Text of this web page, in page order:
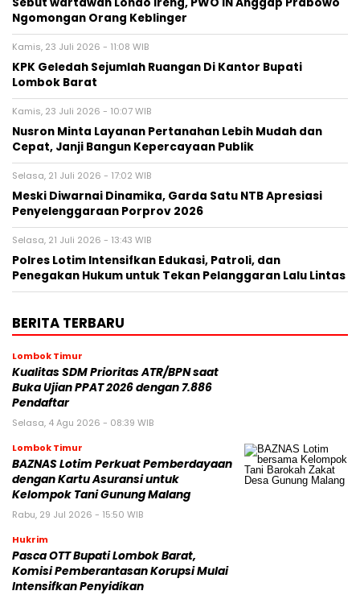
Ngomongan Orang Keblinger
Kamis, 23 Juli 2026 - 11:08 WIB
KPK Geledah Sejumlah Ruangan Di Kantor Bupati
Lombok Barat
Kamis, 23 Juli 2026 - 10:07 WIB
Nusron Minta Layanan Pertanahan Lebih Mudah dan
Cepat, Janji Bangun Kepercayaan Publik
Selasa, 21 Juli 2026 - 17:02 WIB
Meski Diwarnai Dinamika, Garda Satu NTB Apresiasi
Penyelenggaraan Porprov 2026 ‎
Selasa, 21 Juli 2026 - 13:43 WIB
Polres Lotim Intensifkan Edukasi, Patroli, dan
Penegakan Hukum untuk Tekan Pelanggaran Lalu Lintas
BERITA TERBARU
Lombok Timur
Kualitas SDM Prioritas ATR/BPN saat
Buka Ujian PPAT 2026 dengan 7.886
Pendaftar
Selasa, 4 Agu 2026 - 08:39 WIB
Lombok Timur
BAZNAS Lotim Perkuat Pemberdayaan
dengan Kartu Asuransi untuk
Kelompok Tani Gunung Malang
Rabu, 29 Jul 2026 - 15:50 WIB
Hukrim
Pasca OTT Bupati Lombok Barat,
Komisi Pemberantasan Korupsi Mulai
Intensifkan Penyidikan